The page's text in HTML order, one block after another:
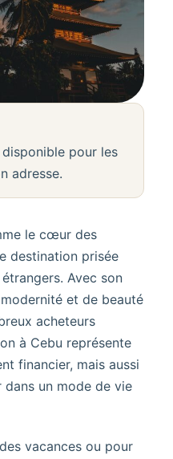
pour les
adresse.
le cœur des
destination prisée
Avec son
et de beauté
acheteurs
à Cebu représente
financier, mais aussi
dans un mode de vie
vacances ou pour